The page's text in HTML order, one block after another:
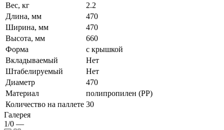
Вес, кг
2.2
Длина, мм
470
Ширина, мм
470
Высота, мм
660
Форма
с крышкой
Вкладываемый
Нет
Штабелируемый
Нет
Диаметр
470
Материал
полипропилен (PP)
Количество на паллете 30
Галерея
1/0 —